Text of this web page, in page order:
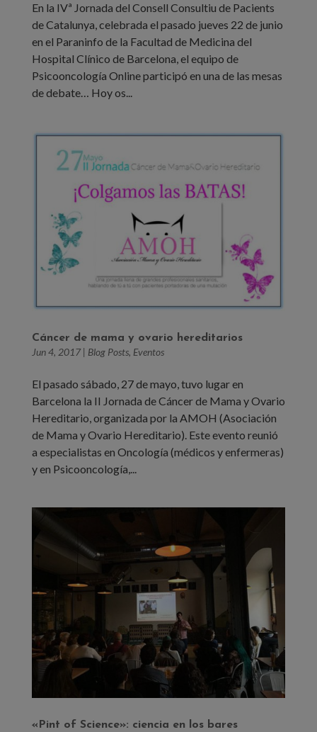
En la IVª Jornada del Consell Consultiu de Pacients
de Catalunya, celebrada el pasado jueves 22 de junio
en el Paraninfo de la Facultad de Medicina del
Hospital Clínico de Barcelona, el equipo de
Psicooncología Online participó en una de las mesas
de debate… Hoy os...
Cáncer de mama y ovario hereditarios
Jun 4, 2017| Blog Posts, Eventos
El pasado sábado, 27 de mayo, tuvo lugar en
Barcelona la II Jornada de Cáncer de Mama y Ovario
Hereditario, organizada por la AMOH (Asociación
de Mama y Ovario Hereditario). Este evento reunió
a especialistas en Oncología (médicos y enfermeras)
y en Psicooncología,...
«Pint of Science»: ciencia en los bares